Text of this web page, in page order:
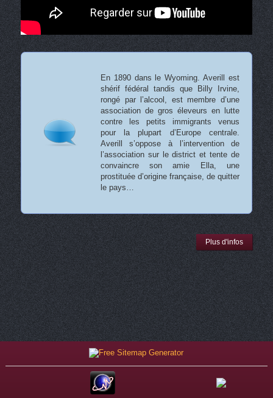
En 1890 dans le Wyoming. Averill est
shérif fédéral tandis que Billy Irvine,
rongé par l’alcool, est membre d’une
association de gros éleveurs en lutte
contre les petits immigrants venus
pour la plupart d’Europe centrale.
Averill s’oppose à l’intervention de
l’association sur le district et tente de
convaincre son amie Ella, une
prostituée d’origine française, de quitter
le pays…
Plus d'infos